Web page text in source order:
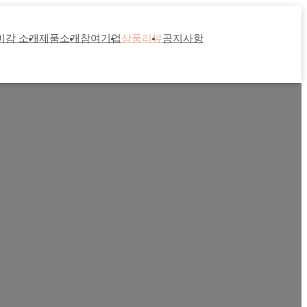
감 소개제품소개참여기업상품리뷰공지사항